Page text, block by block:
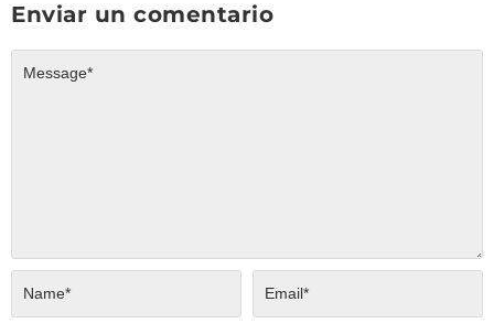
Enviar un comentario